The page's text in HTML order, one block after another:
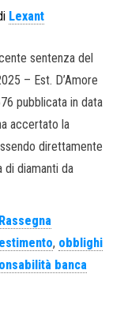
Lexant
sentenza del
– Est. D’Amore
pubblicata in data
accertato la
direttamente
diamanti da
Rassegna
, obblighi
banca